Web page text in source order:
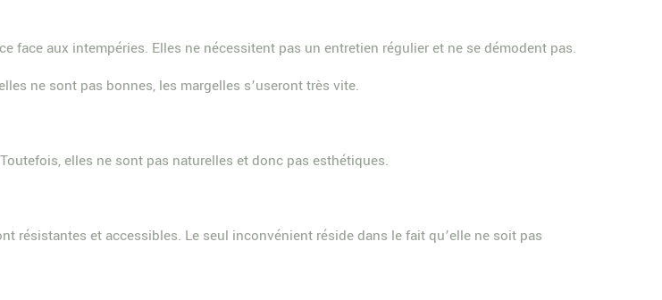
face aux intempéries. Elles ne nécessitent pas un entretien régulier et ne se démodent pas.
ne sont pas bonnes, les margelles s’useront très vite.
elles ne sont pas naturelles et donc pas esthétiques.
résistantes et accessibles. Le seul inconvénient réside dans le fait qu’elle ne soit pas